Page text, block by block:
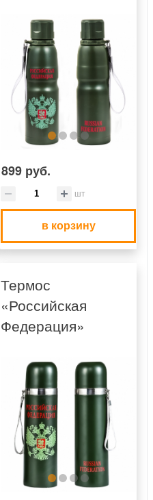
899 руб.
шт
в корзину
Термос
«Российская
Федерация»